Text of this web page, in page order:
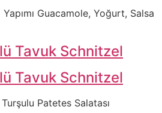
Guacamole, Yoğurt, Salsa
Tavuk Schnitzel
Tavuk Schnitzel
Patetes Salatası